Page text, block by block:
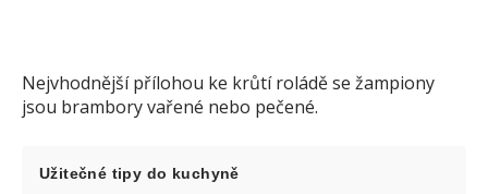
Nejvhodnější přílohou ke krůtí roládě se žampiony
jsou brambory vařené nebo pečené.
Užitečné tipy do kuchyně